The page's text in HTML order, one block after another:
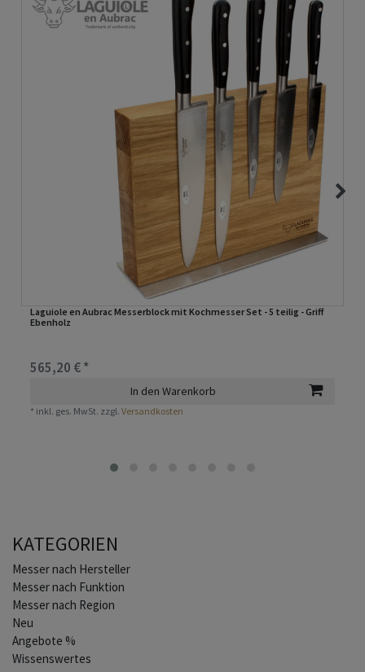
Laguiole en Aubrac Messerblock mit Kochmesser Set - 5 teilig - Griff
Ebenholz
565,20 € *
In den Warenkorb
* inkl. ges. MwSt. zzgl.Versandkosten
KATEGORIEN
Home
Messer nach Hersteller
Messer nach Funktion
Messer nach Region
Neu
Angebote %
Wissenswertes